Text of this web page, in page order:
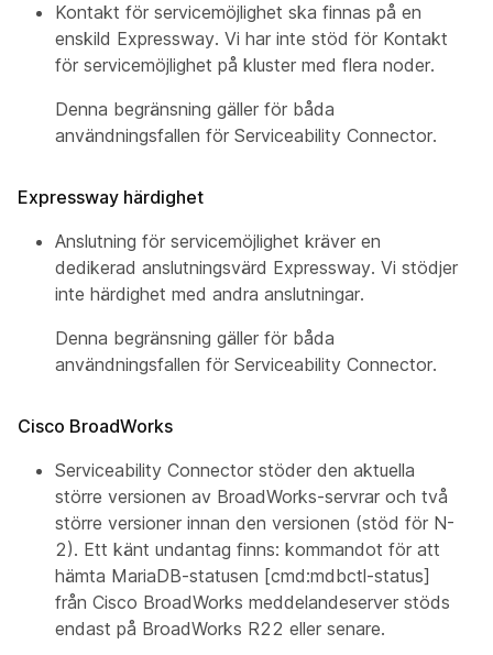
Kontakt för servicemöjlighet ska finnas på en
enskild Expressway. Vi har inte stöd för Kontakt
för servicemöjlighet på kluster med flera noder.
Denna begränsning gäller för båda
användningsfallen för Serviceability Connector.
Expressway härdighet
Anslutning för servicemöjlighet kräver en
dedikerad anslutningsvärd Expressway. Vi stödjer
inte härdighet med andra anslutningar.
Denna begränsning gäller för båda
användningsfallen för Serviceability Connector.
Cisco BroadWorks
Serviceability Connector stöder den aktuella
större versionen av BroadWorks-servrar och två
större versioner innan den versionen (stöd för N-
2). Ett känt undantag finns: kommandot för att
hämta MariaDB-statusen [cmd:mdbctl-status]
från Cisco BroadWorks meddelandeserver stöds
endast på BroadWorks R22 eller senare.